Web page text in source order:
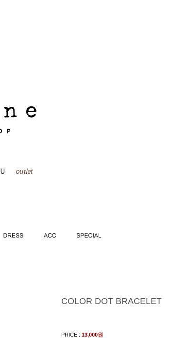
COLOR DOT BRACELET
PRICE : 13,000원